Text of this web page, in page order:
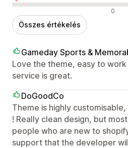
Negatív értékelések 0
Összes értékelés
Gameday Sports &
Love the theme, easy to
service is great.
DoGoodCo
Theme is highly
! Really clean design, but
people who are new to
support that the developer